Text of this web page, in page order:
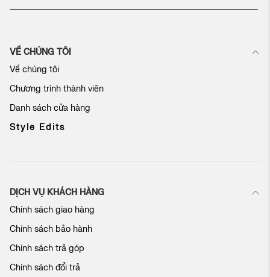
ý
n
ậ
n
b
ả
c
ủ
a
h
ú
g
VỀ CHÚNG TÔI
Về chúng tôi
Chương trình thành viên
Danh sách cửa hàng
Style Edits
DỊCH VỤ KHÁCH HÀNG
Chính sách giao hàng
Chính sách bảo hành
Chính sách trả góp
Chính sách đổi trả